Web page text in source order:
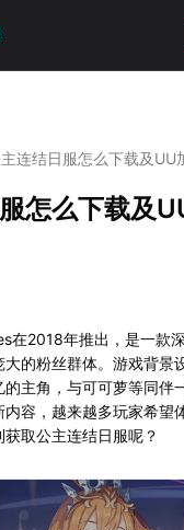
连结日服怎么下载及UU
怎么下载及
在2018年推出，是一款
的粉丝群体。游戏背景
主角，与可可萝等同伴
容，越来越多玩家希望
取公主连结日服呢？